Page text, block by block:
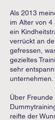
Als 2013
im Alter von
ein
verrückt an
gefressen,
gezieltes
sehr
unternehmen.
Über
reifte der